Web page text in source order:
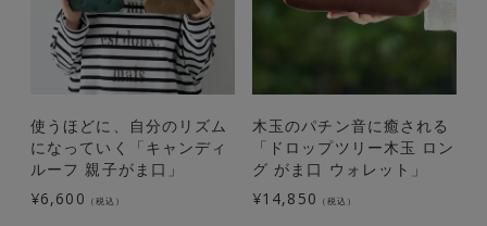
使うほどに、自分のリズム
になっていく「キャンディ
ルーフ 親子がま口」
¥6,600 （税込）
木玉のパチン音に癒される
「ドロップツリー木玉 ロン
グ がま口 ウォレット」
¥14,850 （税込）